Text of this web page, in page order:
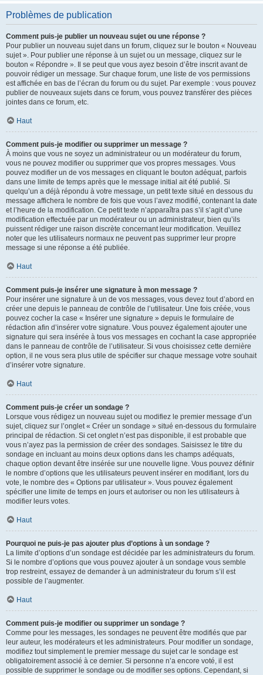
Problèmes de publication
Comment puis-je publier un nouveau sujet ou une réponse ?
Pour publier un nouveau sujet dans un forum, cliquez sur le bouton « Nouveau
sujet ». Pour publier une réponse à un sujet ou un message, cliquez sur le
bouton « Répondre ». Il se peut que vous ayez besoin d’être inscrit avant de
pouvoir rédiger un message. Sur chaque forum, une liste de vos permissions
est affichée en bas de l’écran du forum ou du sujet. Par exemple : vous pouvez
publier de nouveaux sujets dans ce forum, vous pouvez transférer des pièces
jointes dans ce forum, etc.
Haut
Comment puis-je modifier ou supprimer un message ?
À moins que vous ne soyez un administrateur ou un modérateur du forum,
vous ne pouvez modifier ou supprimer que vos propres messages. Vous
pouvez modifier un de vos messages en cliquant le bouton adéquat, parfois
dans une limite de temps après que le message initial ait été publié. Si
quelqu’un a déjà répondu à votre message, un petit texte situé en dessous du
message affichera le nombre de fois que vous l’avez modifié, contenant la date
et l’heure de la modification. Ce petit texte n’apparaîtra pas s’il s’agit d’une
modification effectuée par un modérateur ou un administrateur, bien qu’ils
puissent rédiger une raison discrète concernant leur modification. Veuillez
noter que les utilisateurs normaux ne peuvent pas supprimer leur propre
message si une réponse a été publiée.
Haut
Comment puis-je insérer une signature à mon message ?
Pour insérer une signature à un de vos messages, vous devez tout d’abord en
créer une depuis le panneau de contrôle de l’utilisateur. Une fois créée, vous
pouvez cocher la case « Insérer une signature » depuis le formulaire de
rédaction afin d’insérer votre signature. Vous pouvez également ajouter une
signature qui sera insérée à tous vos messages en cochant la case appropriée
dans le panneau de contrôle de l’utilisateur. Si vous choisissez cette dernière
option, il ne vous sera plus utile de spécifier sur chaque message votre souhait
d’insérer votre signature.
Haut
Comment puis-je créer un sondage ?
Lorsque vous rédigez un nouveau sujet ou modifiez le premier message d’un
sujet, cliquez sur l’onglet « Créer un sondage » situé en-dessous du formulaire
principal de rédaction. Si cet onglet n’est pas disponible, il est probable que
vous n’ayez pas la permission de créer des sondages. Saisissez le titre du
sondage en incluant au moins deux options dans les champs adéquats,
chaque option devant être insérée sur une nouvelle ligne. Vous pouvez définir
le nombre d’options que les utilisateurs peuvent insérer en modifiant, lors du
vote, le nombre des « Options par utilisateur ». Vous pouvez également
spécifier une limite de temps en jours et autoriser ou non les utilisateurs à
modifier leurs votes.
Haut
Pourquoi ne puis-je pas ajouter plus d’options à un sondage ?
La limite d’options d’un sondage est décidée par les administrateurs du forum.
Si le nombre d’options que vous pouvez ajouter à un sondage vous semble
trop restreint, essayez de demander à un administrateur du forum s’il est
possible de l’augmenter.
Haut
Comment puis-je modifier ou supprimer un sondage ?
Comme pour les messages, les sondages ne peuvent être modifiés que par
leur auteur, les modérateurs et les administrateurs. Pour modifier un sondage,
modifiez tout simplement le premier message du sujet car le sondage est
obligatoirement associé à ce dernier. Si personne n’a encore voté, il est
possible de supprimer le sondage ou de modifier ses options. Cependant, si